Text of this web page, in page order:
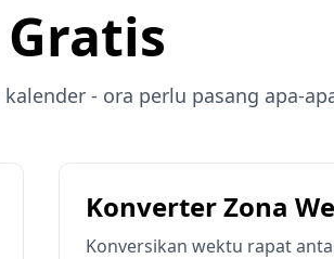
- ora perlu pasang apa-
Konverter Zona
Konversikan wektu rapat